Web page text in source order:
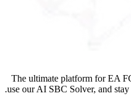
The ultimate platform for EA
use our AI SBC Solver, and